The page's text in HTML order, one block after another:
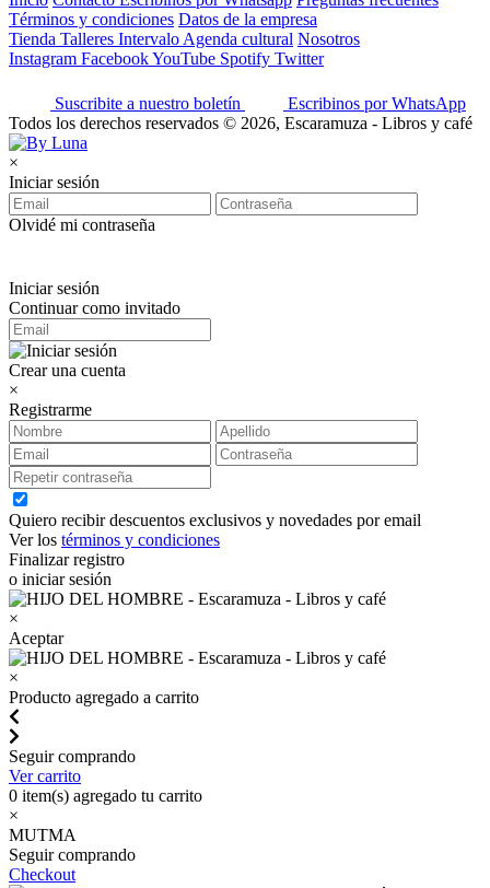
Términos y condiciones Datos de la empresa
Tienda Talleres Intervalo Agenda cultural Nosotros
Instagram FacebookYouTube Spotify Twitter
Suscribite a nuestro boletín
Escribinos por WhatsApp
Todos los derechos reservados © 2026, Escaramuza - Libros y café
×
Iniciar sesión
Olvidé mi contraseña
Iniciar sesión
Continuar como invitado
Crear una cuenta
×
Registrarme
Quiero recibir descuentos exclusivos y novedades por email
Ver los términos y condiciones
Finalizar registro
o iniciar sesión
×
Aceptar
×
Producto agregado a carrito
Seguir comprando
Ver carrito
0 item(s) agregado tu carrito
×
MUTMA
Seguir comprando
Checkout